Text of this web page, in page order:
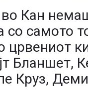
во Кан
со самото
црвениот
Бланшет,
Круз,